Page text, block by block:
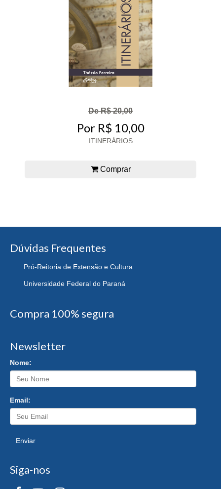
De R$ 20,00
Por R$ 10,00
ITINERÁRIOS
Comprar
Dúvidas Frequentes
Pró-Reitoria de Extensão e Cultura
Universidade Federal do Paraná
Compra 100% segura
Newsletter
Nome:
Email:
Enviar
Siga-nos